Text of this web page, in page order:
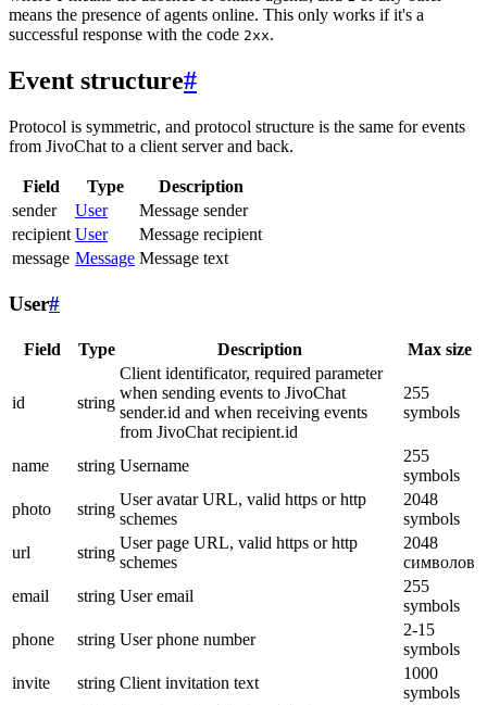
means the presence of agents online. This only works if it's a
successful response with the code 2xx.
Event structure#
Protocol is symmetric, and protocol structure is the same for events
from JivoChat to a client server and back.
Field Type
Description
sender
User
Message sender
recipient User
Message recipient
message Message Message text
User#
Field Type Description Max size
id string
Client identificator, required parameter
when sending events to JivoChat
sender.id and when receiving events
from JivoChat recipient.id
255
symbols
name string Username
255
symbols
photo
string
User avatar URL, valid https or http
schemes
2048
symbols
url
string
User page URL, valid https or http
schemes
2048
символов
email
string User email
255
symbols
phone
string User phone number
2-15
symbols
invite
string Client invitation text
1000
symbols